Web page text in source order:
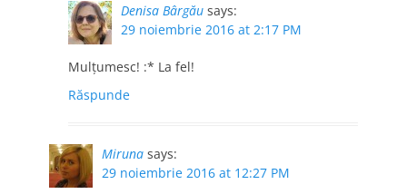
Denisa Bârgău says:
29 noiembrie 2016 at 2:17 PM
Mulțumesc! :* La fel!
Răspunde
Miruna says:
29 noiembrie 2016 at 12:27 PM